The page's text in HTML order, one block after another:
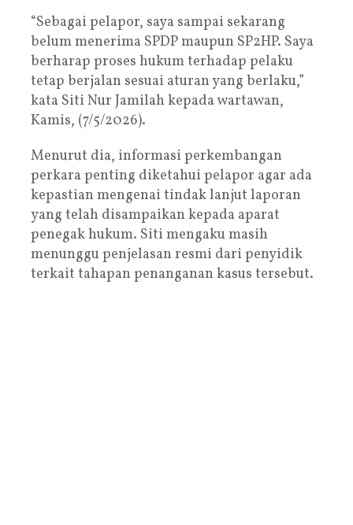
“Sebagai pelapor, saya sampai sekarang
belum menerima SPDP maupun SP2HP. Saya
berharap proses hukum terhadap pelaku
tetap berjalan sesuai aturan yang berlaku,”
kata Siti Nur Jamilah kepada wartawan,
Kamis, (7/5/2026).
Menurut dia, informasi perkembangan
perkara penting diketahui pelapor agar ada
kepastian mengenai tindak lanjut laporan
yang telah disampaikan kepada aparat
penegak hukum. Siti mengaku masih
menunggu penjelasan resmi dari penyidik
terkait tahapan penanganan kasus tersebut.